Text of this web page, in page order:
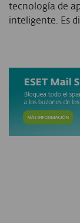
tecnología de
inteligente. Es